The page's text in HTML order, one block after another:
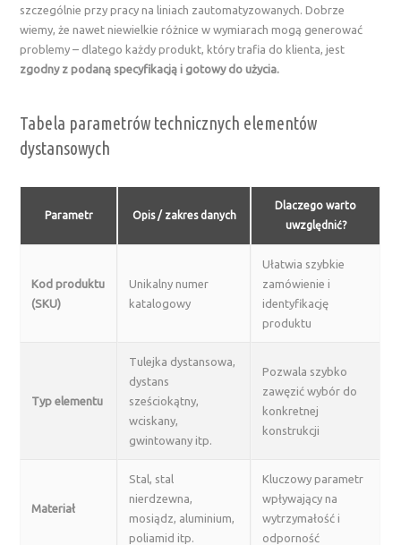
szczególnie przy pracy na liniach zautomatyzowanych. Dobrze
wiemy, że nawet niewielkie różnice w wymiarach mogą generować
problemy – dlatego każdy produkt, który trafia do klienta, jest
zgodny z podaną specyfikacją i gotowy do użycia.
Tabela parametrów technicznych elementów
dystansowych
Parametr Opis / zakres danych
Dlaczego warto
uwzględnić?
Kod produktu
(SKU)
Unikalny numer
katalogowy
Ułatwia szybkie
zamówienie i
identyfikację
produktu
Typ elementu
Tulejka dystansowa,
dystans
sześciokątny,
wciskany,
gwintowany itp.
Pozwala szybko
zawęzić wybór do
konkretnej
konstrukcji
Materiał
Stal, stal
nierdzewna,
mosiądz, aluminium,
poliamid itp.
Kluczowy parametr
wpływający na
wytrzymałość i
odporność